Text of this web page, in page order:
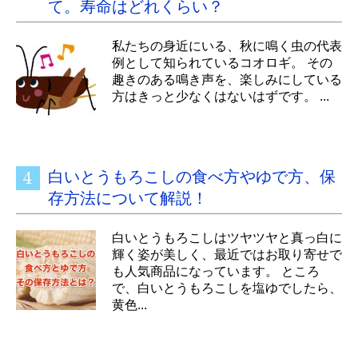
て。寿命はどれくらい？
私たちの身近にいる、秋に鳴く虫の代表
例として知られているコオロギ。 その
趣きのある鳴き声を、楽しみにしている
方はきっと少なくはないはずです。 ...
白いとうもろこしの食べ方やゆで方、保
存方法について解説！
白いとうもろこしはツヤツヤと真っ白に
輝く姿が美しく、最近ではお取り寄せで
も人気商品になっています。 ところ
で、白いとうもろこしを塩ゆでしたら、
黄色...